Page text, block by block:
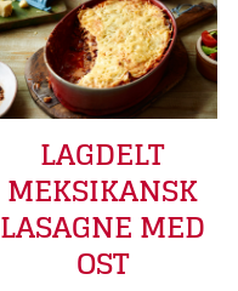
LAGDELT
MEKSIKANSK
LASAGNE MED
OST